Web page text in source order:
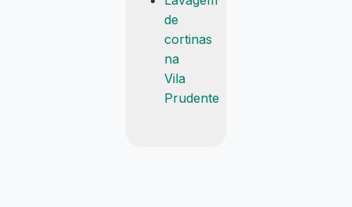
de
cortinas
na
Vila
Prudente